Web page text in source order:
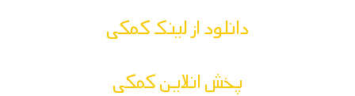
دانلود از لینک کمکی
پخش انلاین کمکی